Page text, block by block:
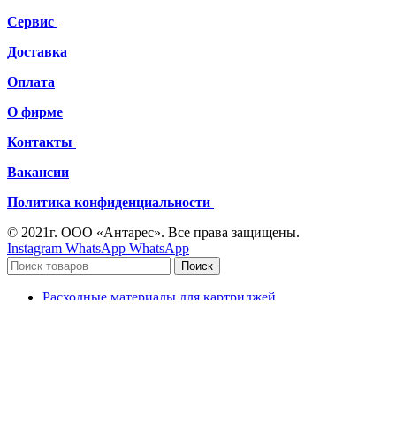
Сервис
Доставка
Оплата
О фирме
Контакты
Вакансии
Политика конфиденциальности
© 2021г. ООО «Антарес». Все права защищены.
Instagram WhatsApp WhatsApp
Поиск
Расходные материалы для картриджей